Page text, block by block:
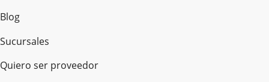
Blog
Sucursales
Quiero ser proveedor